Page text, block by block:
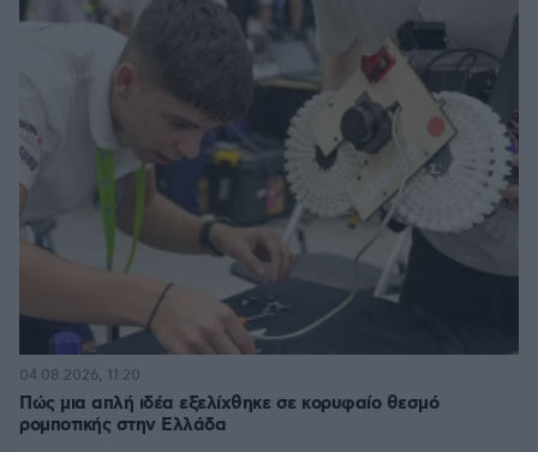
Πώς μια απλή ιδέα εξελίχθηκε σε κορυφαίο θεσμό
ρομποτικής στην Ελλάδα
04.08.2026, 11:20